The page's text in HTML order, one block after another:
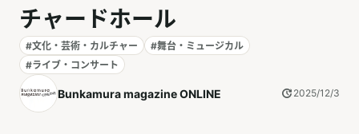
チャードホール
#文化・芸術・カルチャー
#舞台・ミュージカル
#ライブ・コンサート
Bunkamura magazine ONLINE 2025/12/3